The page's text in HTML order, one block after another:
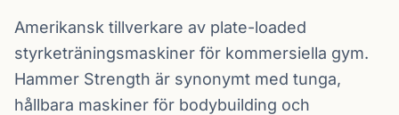
Amerikansk tillverkare av plate-loaded
styrketräningsmaskiner för kommersiella gym.
Hammer Strength är synonymt med tunga,
hållbara maskiner för bodybuilding och